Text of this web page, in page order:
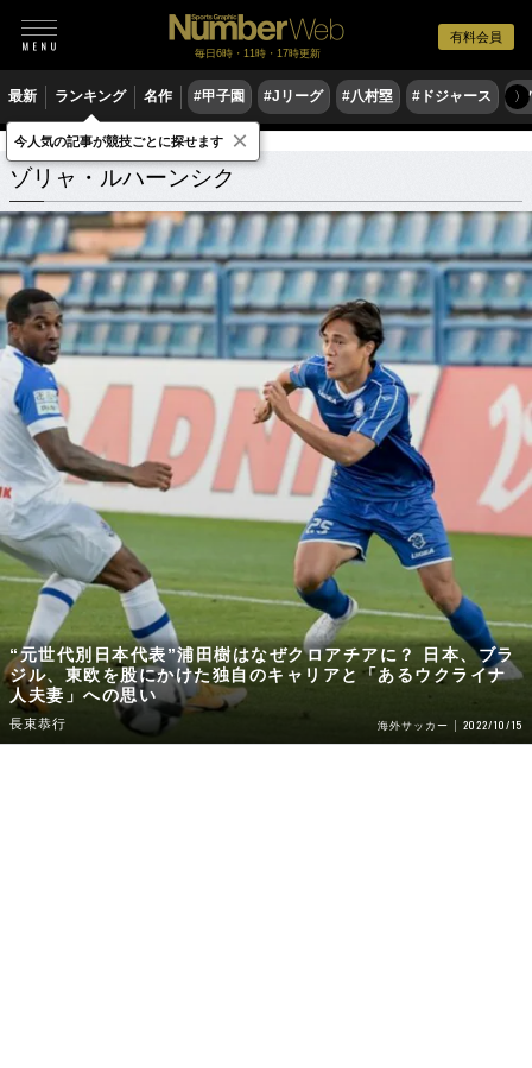
有料会員
毎日6時・11時・17時更新
最新 ランキング 名作 #甲子園 #Jリーグ #八村塁 #ドジャース #
〉
ゾリャ・ルハーンシク 関連記事
ゾリャ・ルハーンシク
“元世代別日本代表”浦田樹はなぜクロアチアに？ 日本、ブラ
ジル、東欧を股にかけた独自のキャリアと「あるウクライナ
人夫妻」への思い
長束恭行 海外サッカー 2022/10/15
今人気の記事が競技ごとに探せます ×